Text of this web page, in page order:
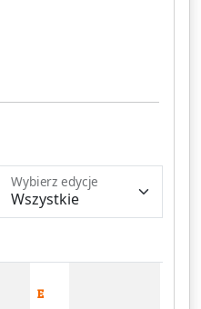
Wybierz edycje
E